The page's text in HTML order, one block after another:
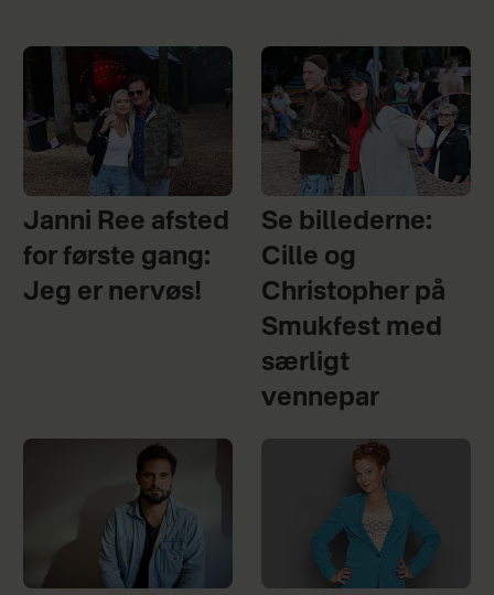
Janni Ree afsted
for første gang:
Jeg er nervøs!
Se billederne:
Cille og
Christopher på
Smukfest med
særligt
vennepar